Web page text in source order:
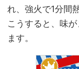
れ、強火で1分間
こうすると、味
ます。